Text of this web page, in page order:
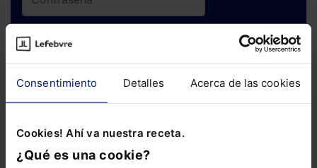
Consentimiento Detalles Acerca de las cookies
Cookies! Ahí va nuestra receta.
¿Qué es una cookie?
ENTRAR
Si todavía no te has suscrito, no pierdas
está oportunidad y adquiere tu acceso